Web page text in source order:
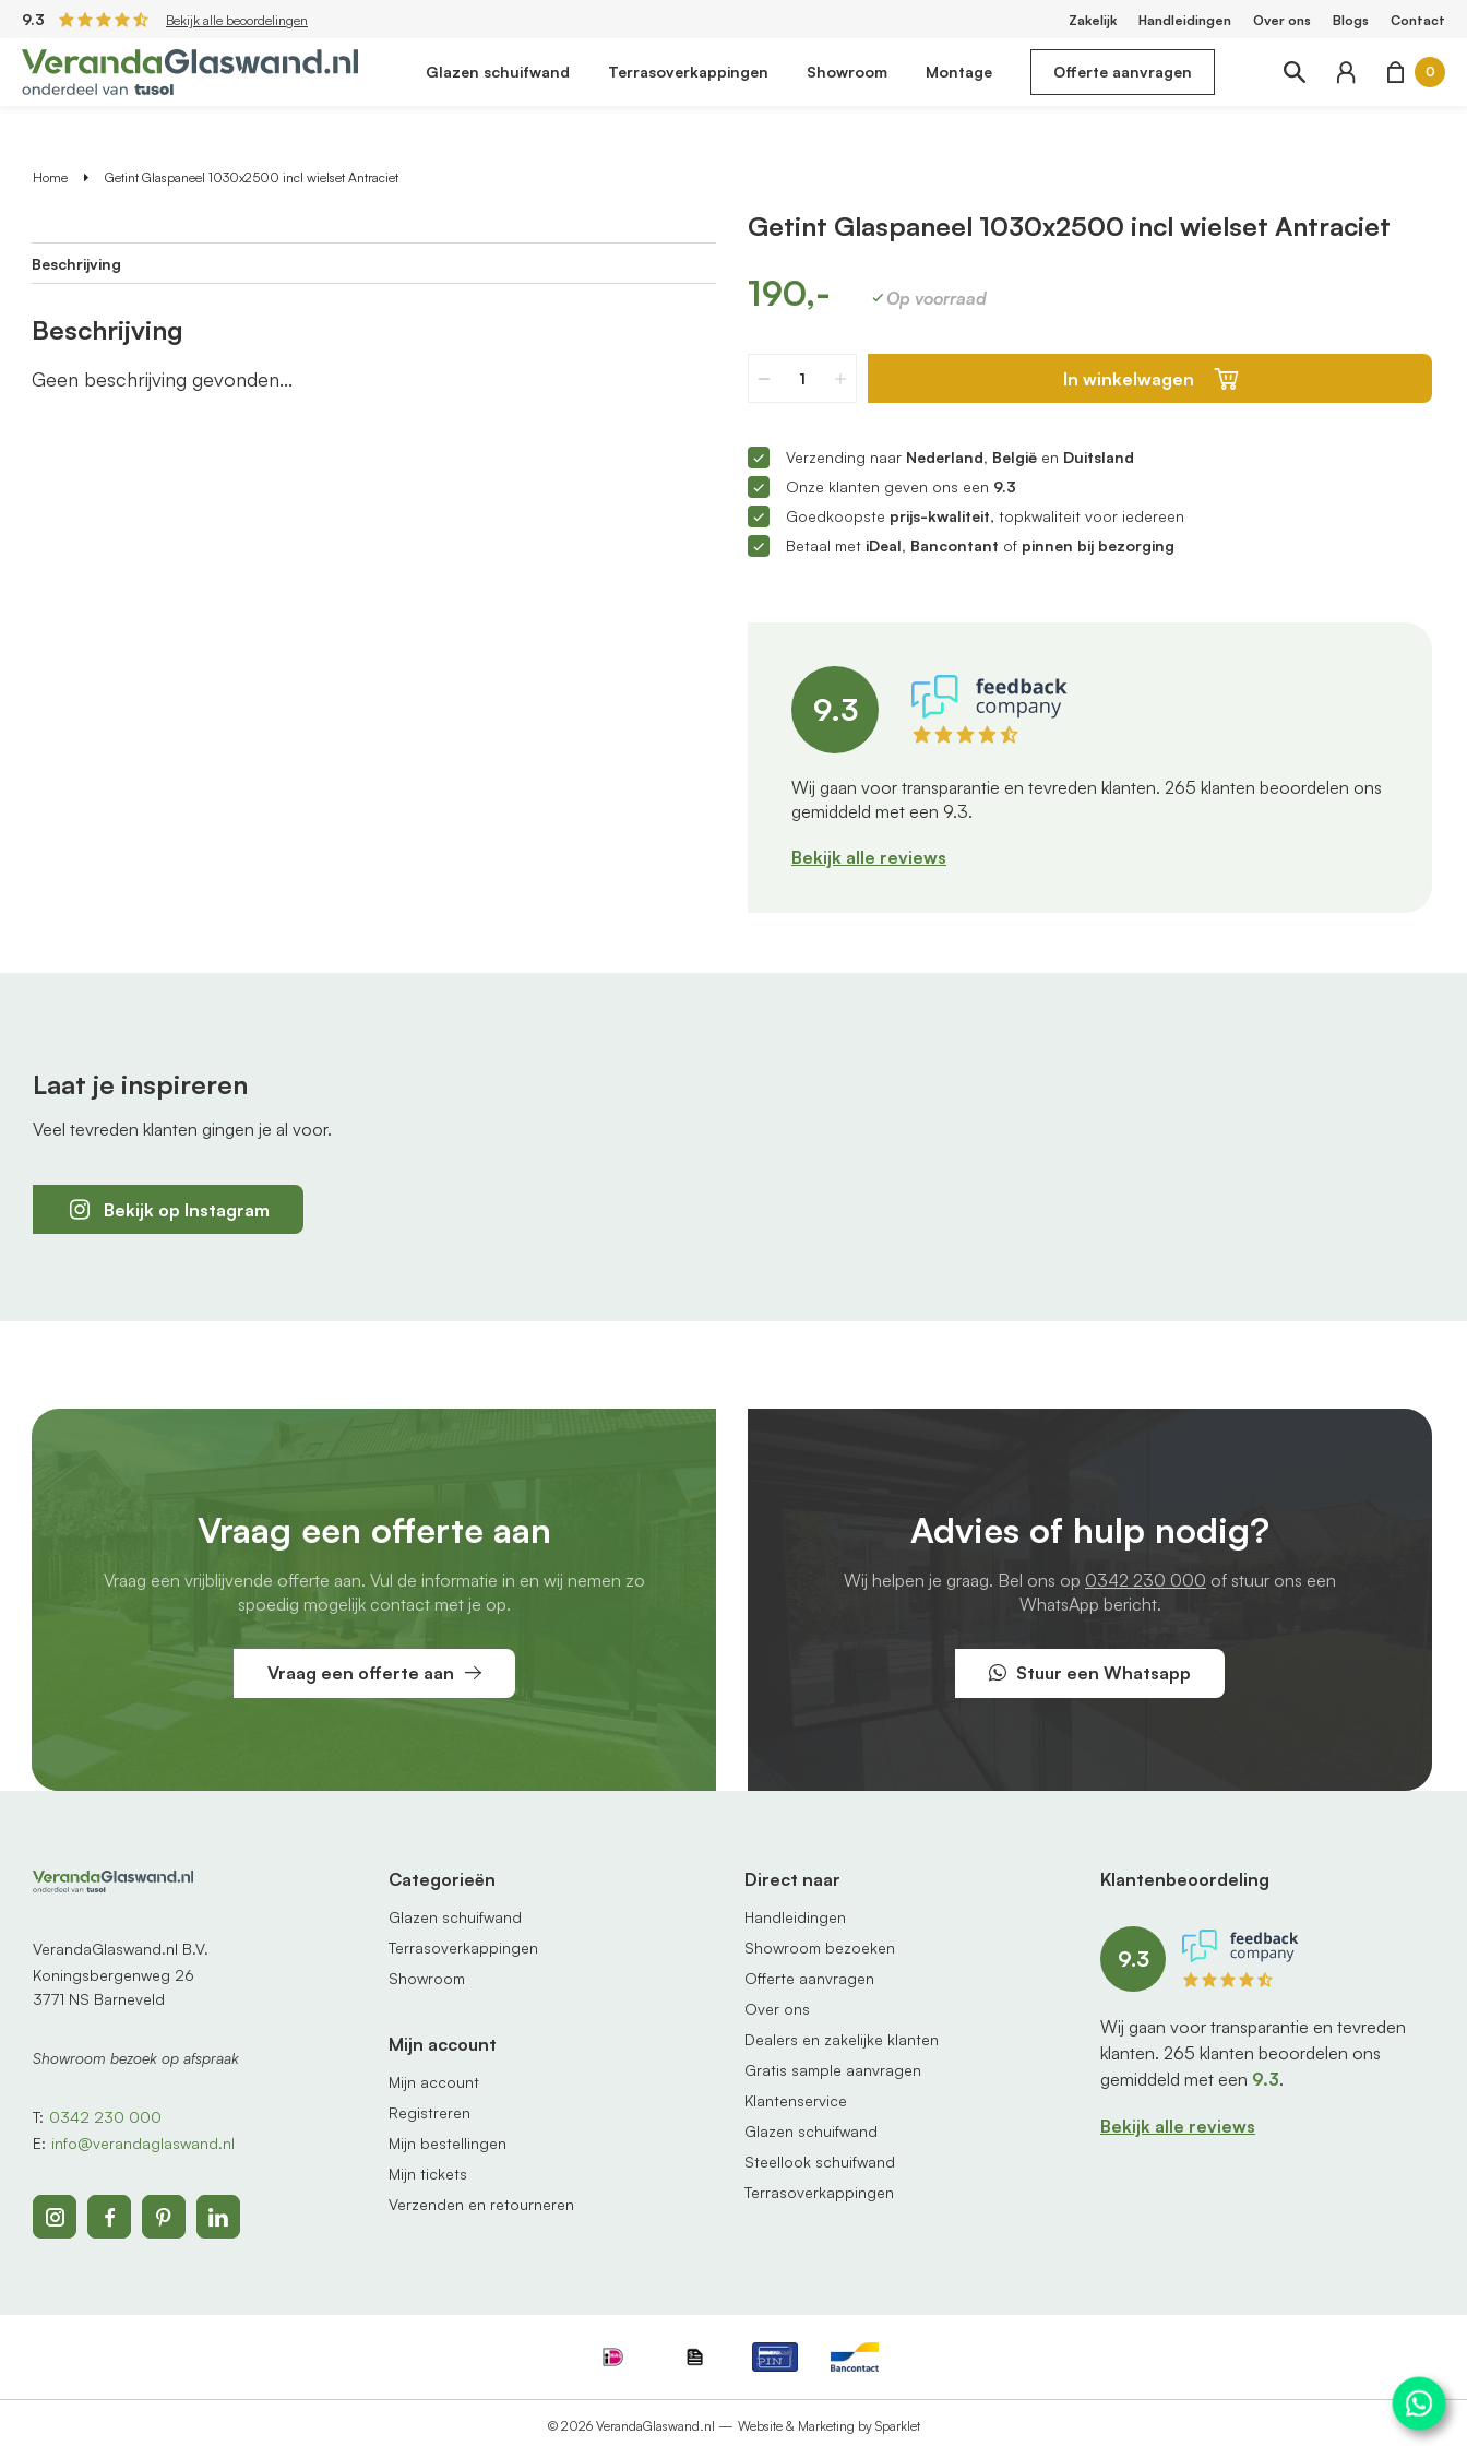
9.3 Bekijk alle beoordelingen Zakelijk Handleidingen Over ons Blogs Contact
Glazen schuifwand Terrasoverkappingen Showroom Montage Offerte aanvragen 0
Home Getint Glaspaneel 1030x2500 incl wielset Antraciet
Beschrijving
Beschrijving
Geen beschrijving gevonden...
Getint Glaspaneel 1030x2500 incl wielset Antraciet
190,- Op voorraad
In winkelwagen
Verzending naar Nederland, België en Duitsland
Onze klanten geven ons een 9.3
Goedkoopste prijs-kwaliteit, topkwaliteit voor iedereen
Betaal met iDeal, Bancontant of pinnen bij bezorging
9.3
Wij gaan voor transparantie en tevreden klanten. 265 klanten beoordelen ons
gemiddeld met een 9.3.
Bekijk alle reviews
Laat je inspireren
Veel tevreden klanten gingen je al voor.
Bekijk op Instagram
Vraag een offerte aan
Vraag een vrijblijvende offerte aan. Vul de informatie in en wij nemen zo
spoedig mogelijk contact met je op.
Vraag een offerte aan
Advies of hulp nodig?
Wij helpen je graag. Bel ons op 0342 230 000 of stuur ons een
WhatsApp bericht.
Stuur een Whatsapp
VerandaGlaswand.nl B.V.
Koningsbergenweg 26
3771 NS Barneveld
Showroom bezoek op afspraak
T: 0342 230 000
E: info@verandaglaswand.nl
Categorieën
Glazen schuifwand
Terrasoverkappingen
Showroom
Mijn account
Mijn account
Registreren
Mijn bestellingen
Mijn tickets
Verzenden en retourneren
Direct naar
Handleidingen
Showroom bezoeken
Offerte aanvragen
Over ons
Dealers en zakelijke klanten
Gratis sample aanvragen
Klantenservice
Glazen schuifwand
Steellook schuifwand
Terrasoverkappingen
Klantenbeoordeling
9.3
Wij gaan voor transparantie en tevreden
klanten. 265 klanten beoordelen ons
gemiddeld met een 9.3.
Bekijk alle reviews
© 2026 VerandaGlaswand.nl — Website & Marketing by Sparklet